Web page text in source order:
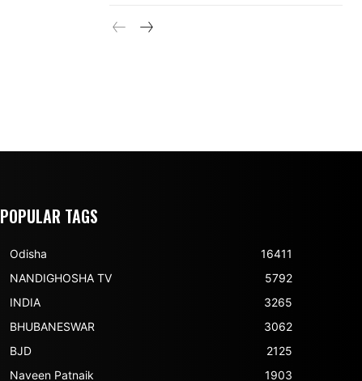
POPULAR TAGS
Odisha
16411
NANDIGHOSHA TV
5792
INDIA
3265
BHUBANESWAR
3062
BJD
2125
Naveen Patnaik
1903